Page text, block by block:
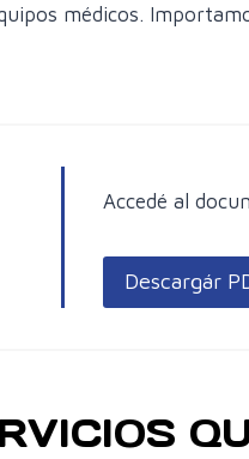
médicos.
Accedé al
Descargár